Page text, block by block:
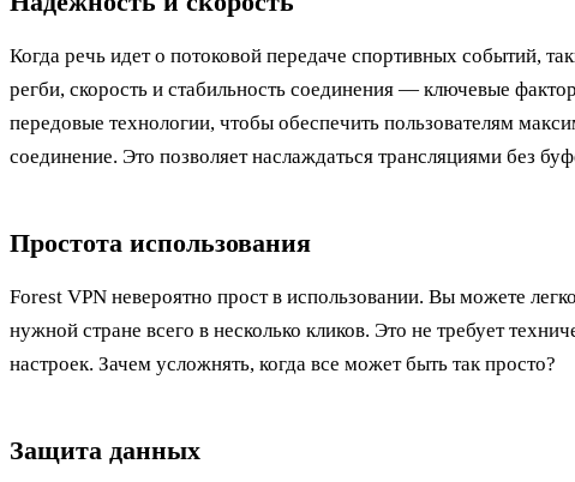
Когда речь идет о потоковой передаче спортивных событий,
регби, скорость и стабильность соединения — ключевые
передовые технологии, чтобы обеспечить пользователям
соединение. Это позволяет наслаждаться трансляциями без
Простота использования
Forest VPN невероятно прост в использовании. Вы можете
нужной стране всего в несколько кликов. Это не требует
настроек. Зачем усложнять, когда все может быть так просто?
Защита данных